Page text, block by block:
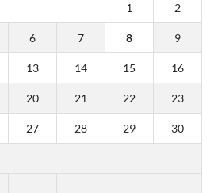
1 2
6 7 8 9
13 14 15 16
20 21 22 23
27 28 29 30